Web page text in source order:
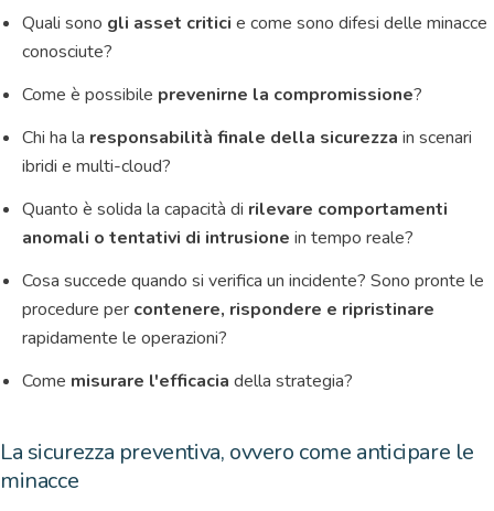
Quali sono gli asset critici e come sono difesi delle minacce
conosciute?
Come è possibile prevenirne la compromissione?
Chi ha la responsabilità finale della sicurezza in scenari
ibridi e multi-cloud?
Quanto è solida la capacità di rilevare comportamenti
anomali o tentativi di intrusione in tempo reale?
Cosa succede quando si verifica un incidente? Sono pronte le
procedure per contenere, rispondere e ripristinare
rapidamente le operazioni?
Come misurare l'efficacia della strategia?
La sicurezza preventiva, ovvero come anticipare le
minacce